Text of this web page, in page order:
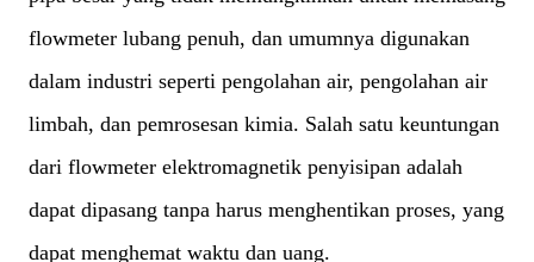
flowmeter lubang penuh, dan umumnya digunakan
dalam industri seperti pengolahan air, pengolahan air
limbah, dan pemrosesan kimia. Salah satu keuntungan
dari flowmeter elektromagnetik penyisipan adalah
dapat dipasang tanpa harus menghentikan proses, yang
dapat menghemat waktu dan uang.